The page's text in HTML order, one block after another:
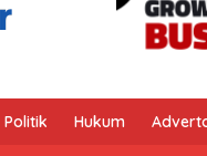
Politik Hukum